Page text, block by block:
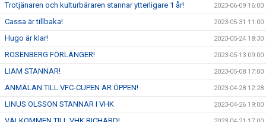
Trotjänaren och kulturbäraren stannar ytterligare 1 år! 2023-06-09 16:00
Cassa är tillbaka! 2023-05-31 11:00
Hugo är klar! 2023-05-24 18:30
ROSENBERG FÖRLÄNGER! 2023-05-13 09:00
LIAM STANNAR! 2023-05-08 17:00
ANMÄLAN TILL VFC-CUPEN ÄR ÖPPEN! 2023-04-28 12:28
LINUS OLSSON STANNAR I VHK 2023-04-26 19:00